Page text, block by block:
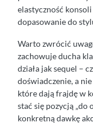
elastyczność konsoli
dopasowanie do
Warto zwrócić
zachowuje ducha
działa jak sequel –
doświadczenie, a
które dają frajdę w
stać się pozycją „do
konkretną dawkę